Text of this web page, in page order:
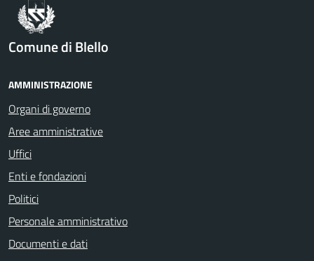
Comune di Blello
AMMINISTRAZIONE
Organi di governo
Aree amministrative
Uffici
Enti e fondazioni
Politici
Personale amministrativo
Documenti e dati